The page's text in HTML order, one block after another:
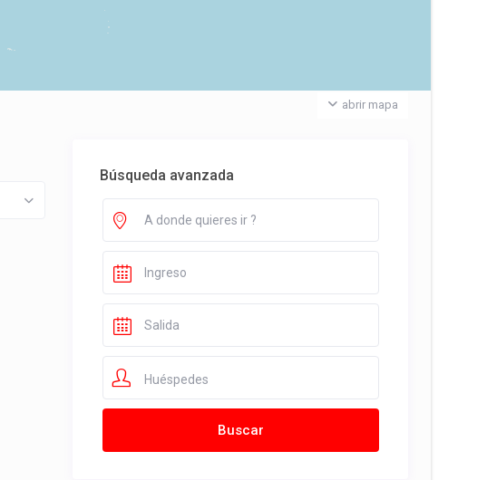
abrir mapa
Búsqueda avanzada
Huéspedes